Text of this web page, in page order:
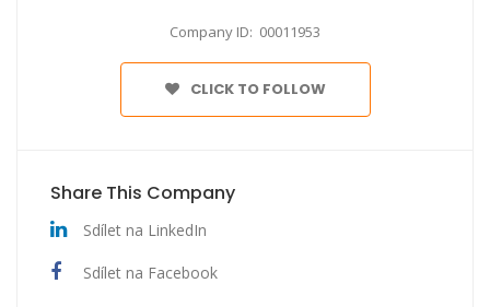
Company ID: 00011953
CLICK TO FOLLOW
Share This Company
Sdílet na LinkedIn
Sdílet na Facebook